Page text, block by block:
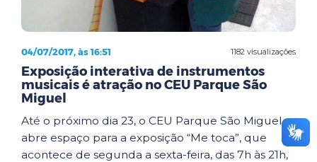
1182 visualizações
04/07/2017, às 16:51
Exposição interativa de instrumentos
musicais é atração no CEU Parque São
Miguel
Até o próximo dia 23, o CEU Parque São Miguel
abre espaço para a exposição “Me toca”, que
acontece de segunda a sexta-feira, das 7h às 21h,